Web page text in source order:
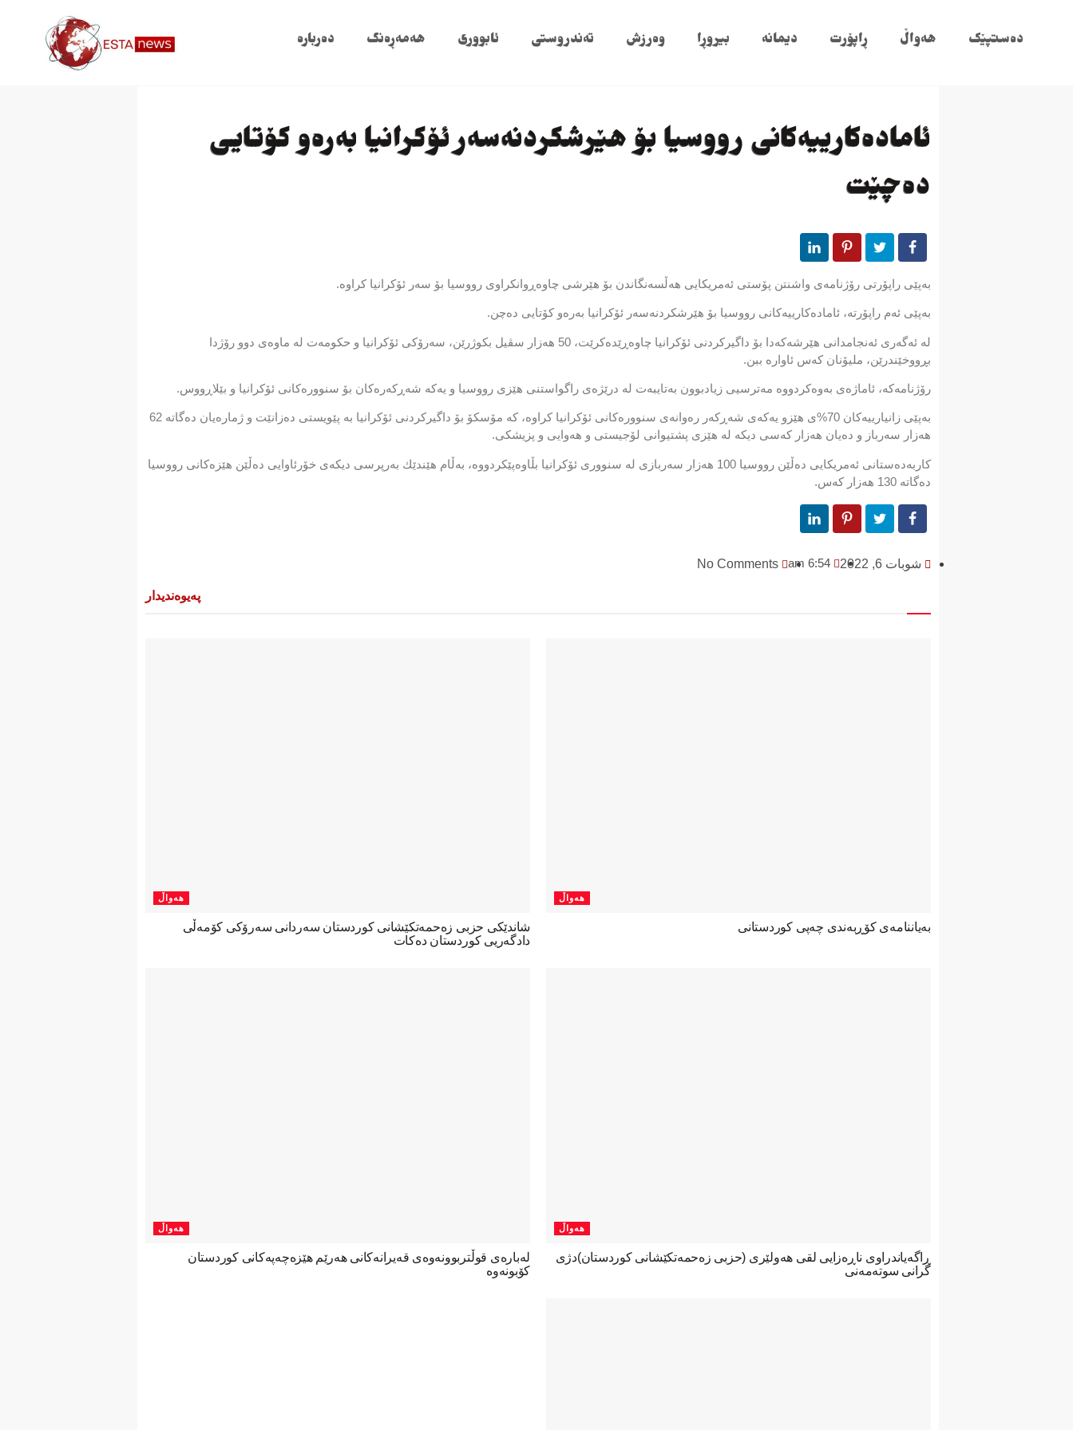
دەستپێک هەواڵ ڕاپۆرت دیمانە بیروڕا وەرزش تەندروستی ئابووری هەمەڕەنگ دەربارە
ئامادەكارییەكانی رووسیا بۆ هێرشكردنەسەر ئۆكرانیا بەرەو كۆتایی
دەچێت
بەپێی راپۆرتی رۆژنامەی واشنتن پۆستی ئەمریكایی هەڵسەنگاندن بۆ هێرشی چاوەڕوانكراوی رووسیا بۆ سەر ئۆكرانیا كراوە.
بەپێی ئەم راپۆرتە، ئامادەكارییەكانی رووسیا بۆ هێرشكردنەسەر ئۆكرانیا بەرەو كۆتایی دەچن.
لە ئەگەری ئەنجامدانی هێرشەكەدا بۆ داگیركردنی ئۆكرانیا چاوەڕێدەكرێت، 50 هەزار سڤیل بكوژرێن، سەرۆكی ئۆكرانیا و حكومەت لە ماوەی دوو رۆژدا
بڕووخێندرێن، ملیۆنان كەس ئاوارە ببن.
رۆژنامەكە، ئاماژەی بەوەكردووە مەترسیی زیادبوون بەتایبەت لە درێژەی راگواستنی هێزی رووسیا و یەكە شەڕكەرەكان بۆ سنوورەكانی ئۆكرانیا و بێلاڕووس.
بەپێی زانیارییەكان 70%ی هێزو یەكەی شەڕكەر رەوانەی سنوورەكانی ئۆكرانیا كراوە، كە مۆسكۆ بۆ داگیركردنی ئۆكرانیا بە پێویستی دەزانێت و ژمارەیان دەگاتە 62
هەزار سەرباز و دەیان هەزار كەسی دیكە لە هێزی پشتیوانی لۆجیستی و هەوایی و پزیشكی.
كاربەدەستانی ئەمریكایی دەڵێن رووسیا 100 هەزار سەربازی لە سنووری ئۆكرانیا بڵاوەپێكردووە، بەڵام هێندێك بەرپرسی دیكەی خۆرئاوایی دەڵێن هێزەكانی رووسیا
دەگاتە 130 هەزار كەس.
شوبات 6, 2022 6:54 am
No Comments
پەیوەندیدار
هەواڵ
بەیاننامەی کۆڕبەندی چەپی کوردستانی
هەواڵ
شاندێکی حزبی زەحمەتکێشانی کوردستان سەردانی سەرۆکی کۆمەڵی
دادگەریی کوردستان دەکات
هەواڵ
ڕاگەیاندراوی ناڕەزایی لقی هەولێری (حزبی زەحمەتکێشانی کوردستان)دژی
گرانی سوتەمەنی
هەواڵ
لەبارەی قوڵتربوونەوەی قەیرانەكانی هەرێم هێزەچەپەكانی كوردستان
كۆبونەوە